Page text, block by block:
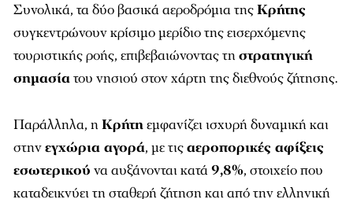
Συνολικά, τα δύο βασικά αεροδρόμια τηςΚρήτης
συγκεντρώνουν κρίσιμο μερίδιο της εισερχόμενης
τουριστικής ροής, επιβεβαιώνοντας τηστρατηγική
σημασίατου νησιού στον χάρτη της διεθνούς ζήτησης.
Παράλληλα, ηΚρήτηεμφανίζει ισχυρή δυναμική και
στηνεγχώρια αγορά, με τιςαεροπορικές αφίξεις
εσωτερικού να αυξάνονται κατά9,8%, στοιχείο που
καταδεικνύει τη σταθερή ζήτηση και από την ελληνική